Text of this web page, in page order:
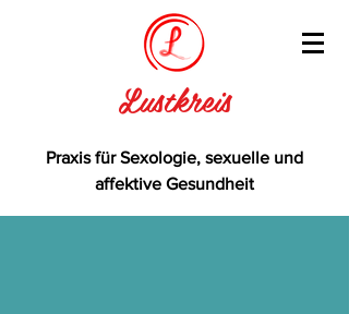
Lustkreis
Praxis für Sexologie, sexuelle und
affektive Gesundheit